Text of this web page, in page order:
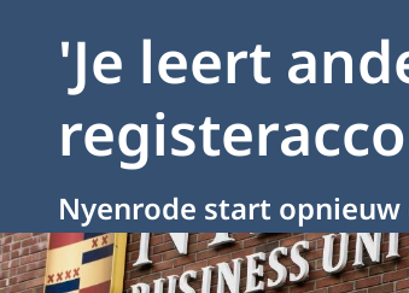
'Je leert
Nyenrode start opnieuw